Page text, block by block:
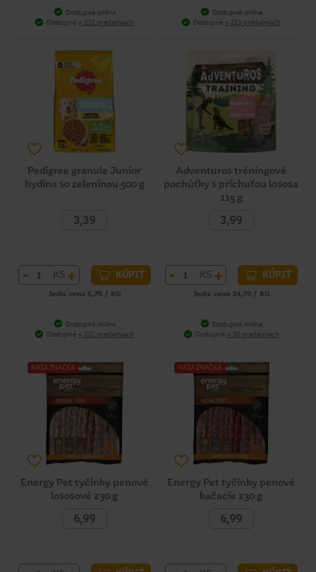
Dostupné online
Dostupné v 222 predajniach
Dostupné online
Dostupné v 223 predajniach
Pedigree granule Junior
hydina so zeleninou 500 g
3,39
- KS + KÚPIŤ
Jedn. cena 6,78 / KG
Dostupné online
Dostupné v 222 predajniach
Adventuros tréningové
pochúťky s príchuťou lososa
115 g
3,99
- KS + KÚPIŤ
Jedn. cena 34,70 / KG
Dostupné online
Dostupné v 50 predajniach
NAŠA ZNAČKA
Energy Pet tyčinky penové
lososové 230 g
6,99
NAŠA ZNAČKA
Energy Pet tyčinky penové
kačacie 230 g
6,99